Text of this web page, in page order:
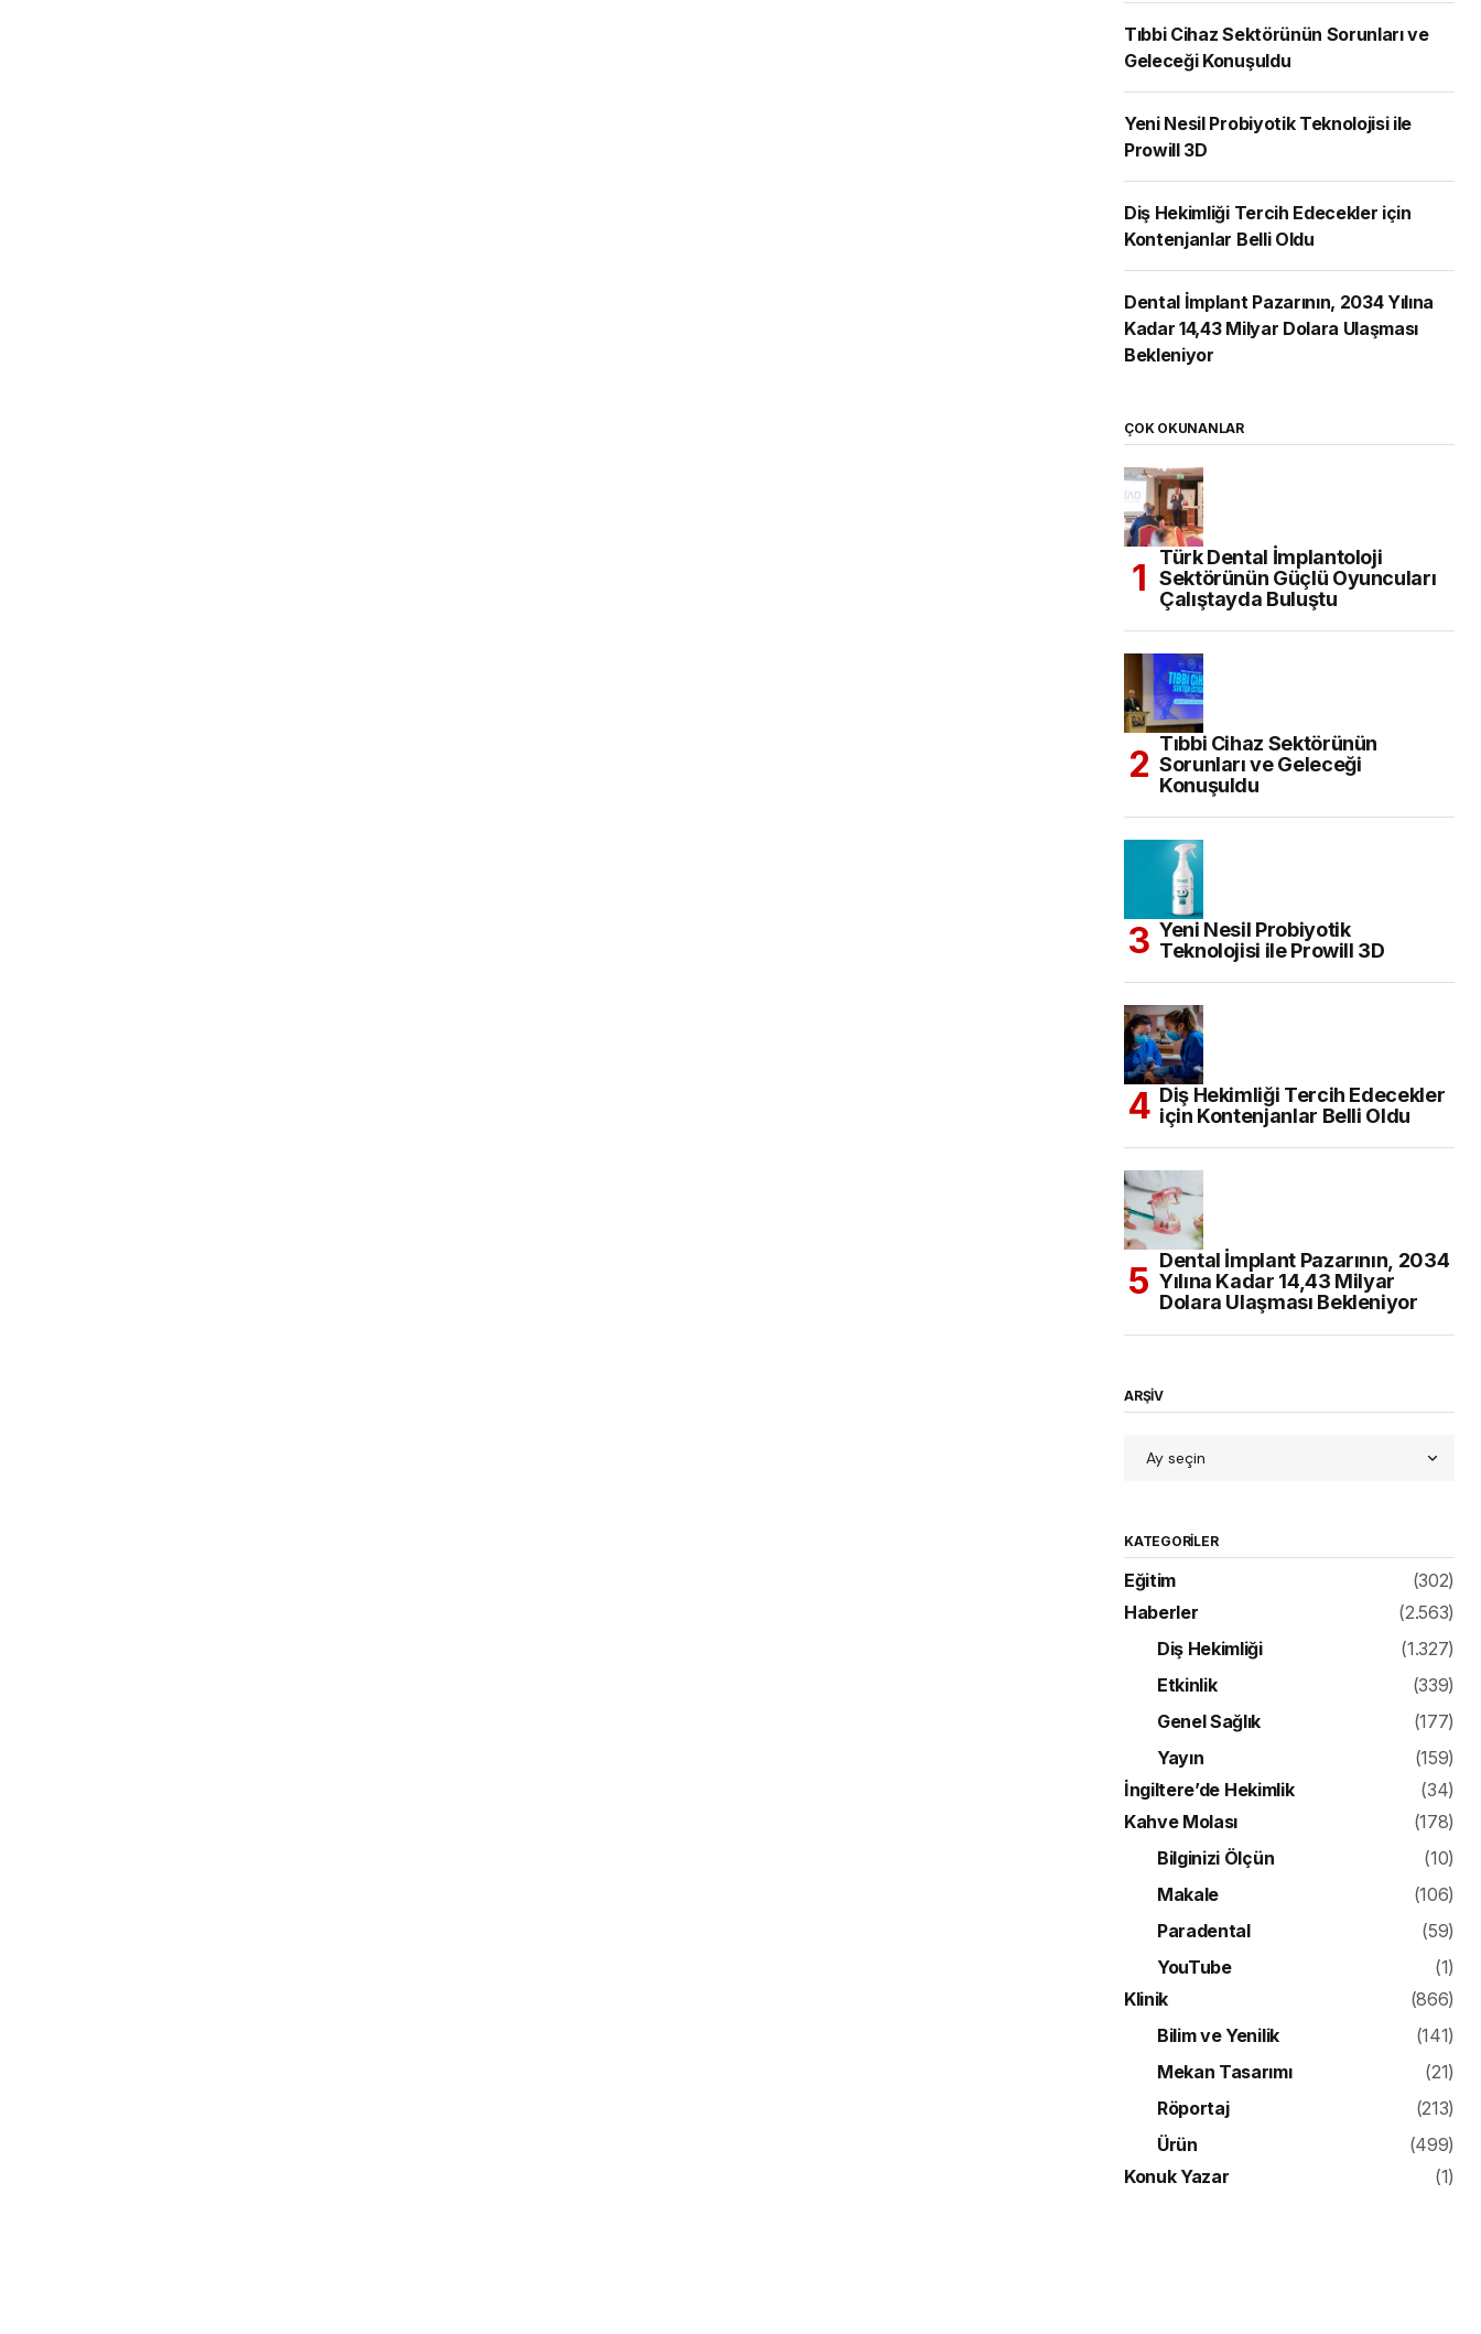
Tıbbi Cihaz Sektörünün Sorunları ve
Geleceği Konuşuldu
Yeni Nesil Probiyotik Teknolojisi ile
Prowill 3D
Diş Hekimliği Tercih Edecekler için
Kontenjanlar Belli Oldu
Dental İmplant Pazarının, 2034 Yılına
Kadar 14,43 Milyar Dolara Ulaşması
Bekleniyor
ÇOK OKUNANLAR
Türk Dental İmplantoloji
Sektörünün Güçlü Oyuncuları
Çalıştayda Buluştu
Tıbbi Cihaz Sektörünün
Sorunları ve Geleceği
Konuşuldu
Yeni Nesil Probiyotik
Teknolojisi ile Prowill 3D
Diş Hekimliği Tercih Edecekler
için Kontenjanlar Belli Oldu
Dental İmplant Pazarının, 2034
Yılına Kadar 14,43 Milyar
Dolara Ulaşması Bekleniyor
ARŞİV
KATEGORILER
Eğitim
(302)
Haberler
(2.563)
Diş Hekimliği
(1.327)
Etkinlik
(339)
Genel Sağlık
(177)
Yayın
(159)
İngiltere’de Hekimlik
(34)
Kahve Molası
(178)
Bilginizi Ölçün
(10)
Makale
(106)
Paradental
(59)
YouTube
(1)
Klinik
(866)
Bilim ve Yenilik
(141)
Mekan Tasarımı
(21)
Röportaj
(213)
Ürün
(499)
Konuk Yazar
(1)